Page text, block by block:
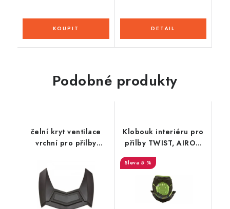
Podobné produkty
čelní kryt ventilace
vrchní pro přilby
Klobouk interiéru pro
přilby TWIST, AIROH
5 %